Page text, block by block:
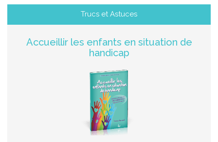
Trucs et Astuces
Accueillir les enfants en situation de
handicap